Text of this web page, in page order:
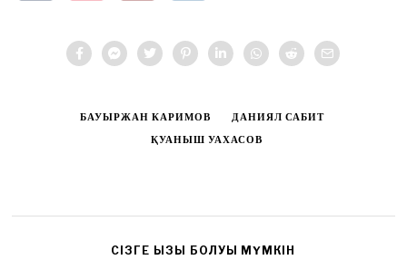
БАУЫРЖАН КАРИМОВ
ДАНИЯЛ САБИТ
ҚУАНЫШ УАХАСОВ
CІЗГЕ ҚЫЗЫҚ БОЛУЫ МҮМКІН